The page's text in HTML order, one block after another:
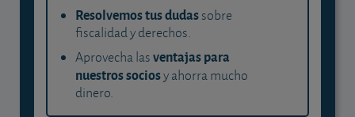
Resolvemos tus dudassobre
fiscalidad y derechos.
Aprovecha lasventajas para
nuestros sociosy ahorra mucho
dinero.